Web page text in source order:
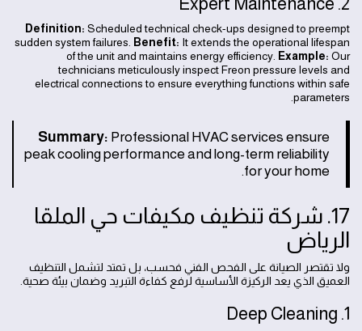
Definition: Scheduled technical check-ups designed to preempt
sudden system failures.
Benefit: It extends the operational lifespan
of the unit and maintains energy efficiency. Example: Our
technicians meticulously inspect Freon pressure levels and
electrical connections to ensure everything functions within safe
parameters.
Summary: Professional HVAC services ensure
peak cooling performance and long-term reliability
for your home.
17. شركة تنظيف مكيفات حي الملقا
الرياض
ولا تقتصر الصيانة على الفحص الفني فحسب، بل تمتد لتشمل التنظيف
العميق الذي يعد الركيزة الأساسية لرفع كفاءة التبريد وضمان بيئة صحية.
1. Deep Cleaning